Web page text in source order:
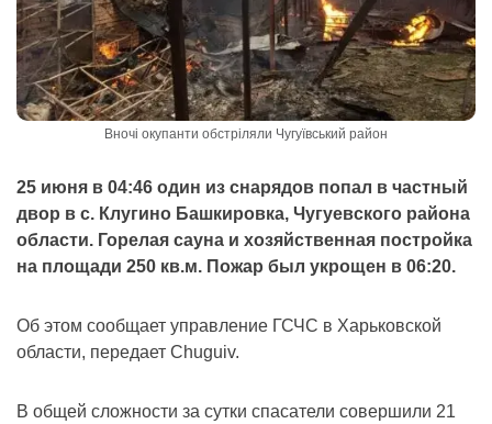
Вночі окупанти обстріляли Чугуївський район
25 июня в 04:46 один из снарядов попал в частный
двор в с. Клугино Башкировка, Чугуевского района
области. Горелая сауна и хозяйственная постройка
на площади 250 кв.м. Пожар был укрощен в 06:20.
Об этом сообщает управление ГСЧС в Харьковской
области, передает Chuguiv.
В общей сложности за сутки спасатели совершили 21